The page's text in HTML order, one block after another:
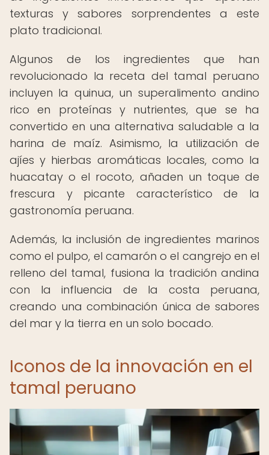
texturas y sabores sorprendentes a este
plato tradicional.
Algunos de los ingredientes que han
revolucionado la receta del tamal peruano
incluyen la quinua, un superalimento andino
rico en proteínas y nutrientes, que se ha
convertido en una alternativa saludable a la
harina de maíz. Asimismo, la utilización de
ajíes y hierbas aromáticas locales, como la
huacatay o el rocoto, añaden un toque de
frescura y picante característico de la
gastronomía peruana.
Además, la inclusión de ingredientes marinos
como el pulpo, el camarón o el cangrejo en el
relleno del tamal, fusiona la tradición andina
con la influencia de la costa peruana,
creando una combinación única de sabores
del mar y la tierra en un solo bocado.
Iconos de la innovación en el
tamal peruano